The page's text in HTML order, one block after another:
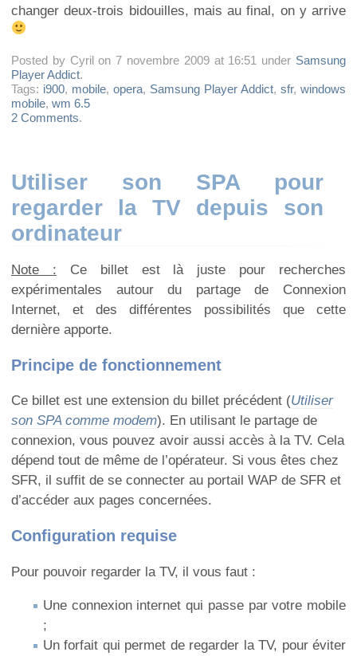
changer deux-trois bidouilles, mais au final, on y arrive
Posted by Cyril on 7 novembre 2009 at 16:51 under Samsung
Player Addict.
Tags: i900, mobile, opera, Samsung Player Addict, sfr, windows
mobile, wm 6.5
2 Comments.
Utiliser son SPA pour
regarder la TV depuis son
ordinateur
Note : Ce billet est là juste pour recherches
expérimentales autour du partage de Connexion
Internet, et des différentes possibilités que cette
dernière apporte.
Principe de fonctionnement
Ce billet est une extension du billet précédent (Utiliser
son SPA comme modem). En utilisant le partage de
connexion, vous pouvez avoir aussi accès à la TV. Cela
dépend tout de même de l’opérateur. Si vous êtes chez
SFR, il suffit de se connecter au portail WAP de SFR et
d’accéder aux pages concernées.
Configuration requise
Pour pouvoir regarder la TV, il vous faut :
Une connexion internet qui passe par votre mobile
;
Un forfait qui permet de regarder la TV, pour éviter